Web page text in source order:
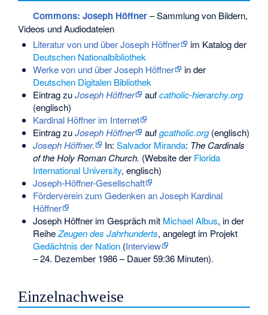
Commons: Joseph Höffner– Sammlung von Bildern,
Videos und Audiodateien
Literatur von und über Joseph Höffner
im Katalog der
Deutschen Nationalbibliothek
Werke von und über Joseph Höffner
in der
Deutschen Digitalen Bibliothek
Eintrag zuJoseph Höffner aufcatholic-hierarchy.org
(englisch)
Kardinal Höffner im Internet
Eintrag zuJoseph Höffner aufgcatholic.org(englisch)
Joseph Höffner.
In: Salvador Miranda: The Cardinals
of the Holy Roman Church. (Website der Florida
International University, englisch)
Joseph-Höffner-Gesellschaft
Förderverein zum Gedenken an Joseph Kardinal
Höffner
Joseph Höffner im Gespräch mit Michael Albus, in der
ReiheZeugen des Jahrhunderts, angelegt im Projekt
Gedächtnis der Nation(Interview
– 24. Dezember 1986– Dauer 59:36 Minuten).
Einzelnachweise